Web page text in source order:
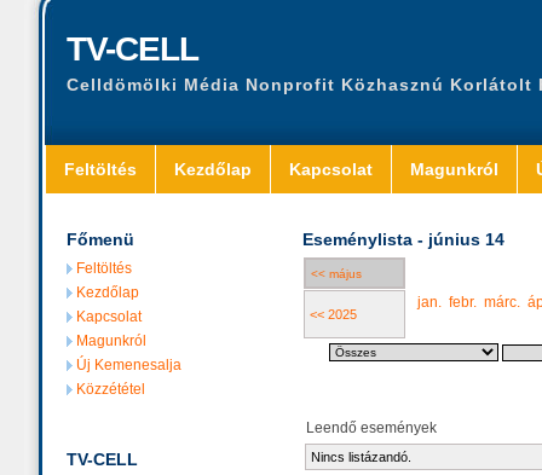
TV-CELL
Celldömölki Média Nonprofit Közhasznú Korlátolt
Feltöltés Kezdőlap Kapcsolat Magunkról
Főmenü
Feltöltés
Kezdőlap
Kapcsolat
Magunkról
Új Kemenesalja
Közzététel
TV-CELL
Eseménylista - június 14
<< május
<< 2025
jan. febr. márc.
Leendő események
Nincs listázandó.